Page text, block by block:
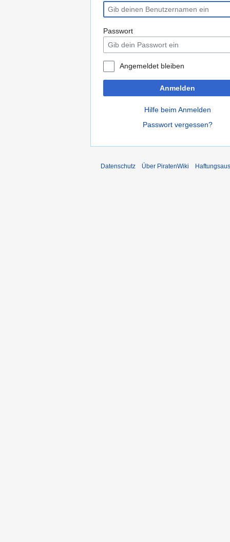
Passwort
Angemeldet bleiben
Anmelden
Hilfe beim Anmelden
Passwort vergessen?
Datenschutz Über PiratenWiki